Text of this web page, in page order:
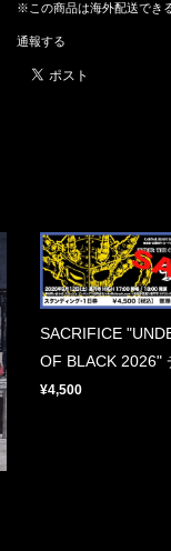
※この商品は海外配送でき
通報する
SACRIFICE
OF BLACK 2026"
¥4,500